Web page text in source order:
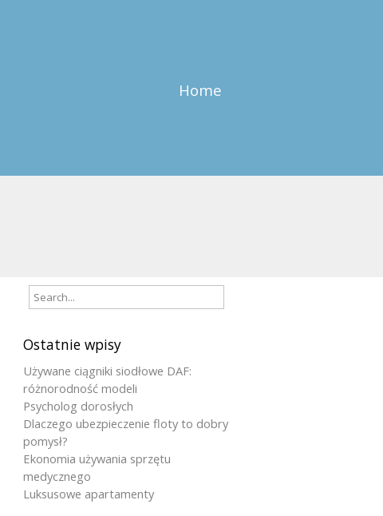
Home
Ostatnie wpisy
Używane ciągniki siodłowe DAF:
różnorodność modeli
Psycholog dorosłych
Dlaczego ubezpieczenie floty to dobry
pomysł?
Ekonomia używania sprzętu
medycznego
Luksusowe apartamenty